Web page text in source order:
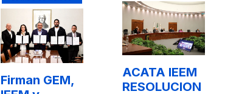
Firman GEM,
ACATA IEEM
RESOLUCION